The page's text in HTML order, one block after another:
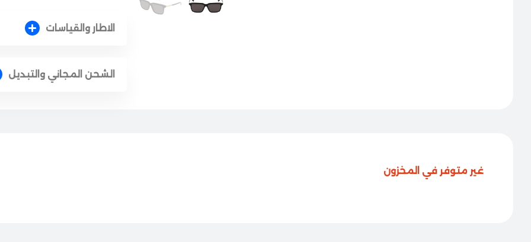
السواقة.
الاطار والقياسات
الشحن المجاني والتبديل
غير متوفر في المخزون